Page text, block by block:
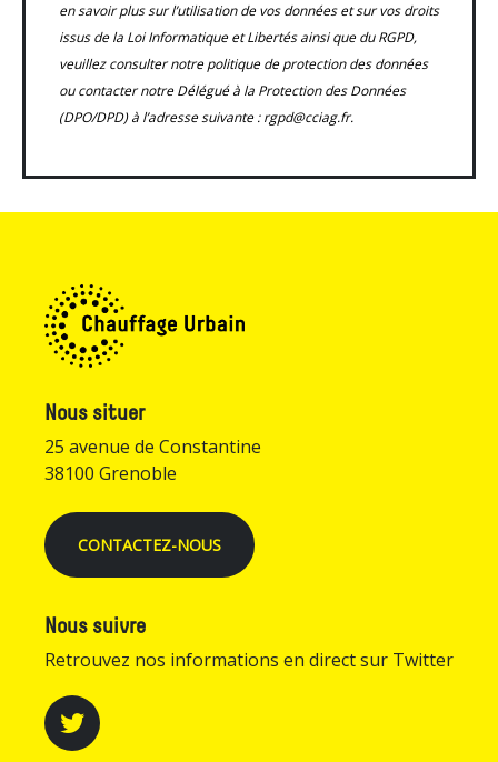
en savoir plus sur l’utilisation de vos données et sur vos droits
issus de la Loi Informatique et Libertés ainsi que du RGPD,
veuillez consulter notre politique de protection des données
ou contacter notre Délégué à la Protection des Données
(DPO/DPD) à l’adresse suivante : rgpd@cciag.fr.
Nous situer
25 avenue de Constantine
38100 Grenoble
CONTACTEZ-NOUS
Nous suivre
Retrouvez nos informations en direct sur Twitter